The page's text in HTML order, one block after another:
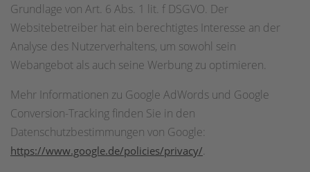
Grundlage von Art. 6 Abs. 1 lit. f DSGVO. Der
Websitebetreiber hat ein berechtigtes Interesse an der
Analyse des Nutzerverhaltens, um sowohl sein
Webangebot als auch seine Werbung zu optimieren.
Mehr Informationen zu Google AdWords und Google
Conversion-Tracking finden Sie in den
Datenschutzbestimmungen von Google:
https://www.google.de/policies/privacy/.